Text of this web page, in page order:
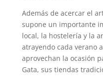
Además de acercar el
supone un importante
local, la hostelería y la
atrayendo cada verano
aprovechan la ocasión
Gata, sus tiendas